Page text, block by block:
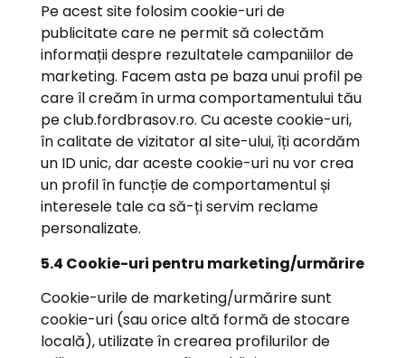
Pe acest site folosim cookie-uri de
publicitate care ne permit să colectăm
informații despre rezultatele campaniilor de
marketing. Facem asta pe baza unui profil pe
care îl creăm în urma comportamentului tău
pe club.fordbrasov.ro. Cu aceste cookie-uri,
în calitate de vizitator al site-ului, îți acordăm
un ID unic, dar aceste cookie-uri nu vor crea
un profil în funcție de comportamentul și
interesele tale ca să-ți servim reclame
personalizate.
5.4 Cookie-uri pentru marketing/urmărire
Cookie-urile de marketing/urmărire sunt
cookie-uri (sau orice altă formă de stocare
locală), utilizate în crearea profilurilor de